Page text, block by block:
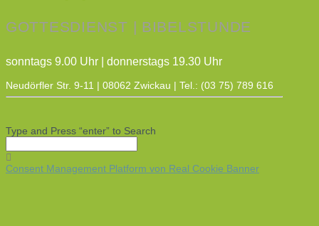
GOTTESDIENST | BIBELSTUNDE
sonntags 9.00 Uhr | donnerstags 19.30 Uhr
Neudörfler Str. 9-11 | 08062 Zwickau | Tel.: (03 75) 789 616
Type and Press “enter” to Search
Consent Management Platform von Real Cookie Banner